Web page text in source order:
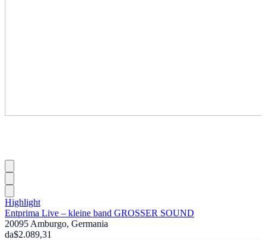
Highlight
Entprima Live – kleine band GROSSER SOUND
20095 Amburgo, Germania
da$2.089,31